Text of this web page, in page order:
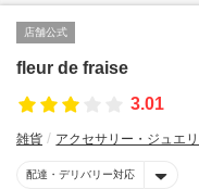
店舗公式
fleur de fraise
3.01
雑貨 アクセサリー・ジュエ
配達・デリバリー対応